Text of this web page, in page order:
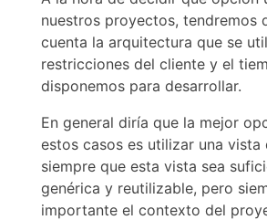
nuestros proyectos, tendremos
cuenta la arquitectura que se
restricciones del cliente y el
disponemos para desarrollar.
En general diría que la mejor
estos casos es utilizar una vista
siempre que esta vista sea
genérica y reutilizable, pero
importante el contexto del